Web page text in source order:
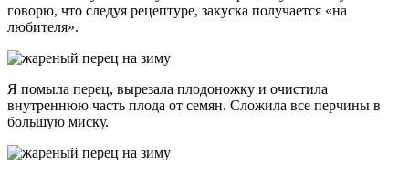
говорю, что следуя рецептуре, закуска получается «на
любителя».
Я помыла перец, вырезала плодоножку и очистила
внутреннюю часть плода от семян. Сложила все перчины в
большую миску.